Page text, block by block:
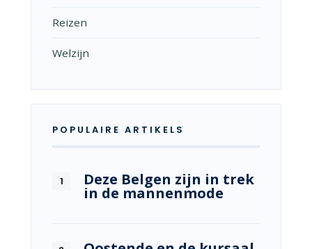
Reizen
Welzijn
POPULAIRE ARTIKELS
Deze Belgen zijn in trek
in de mannenmode